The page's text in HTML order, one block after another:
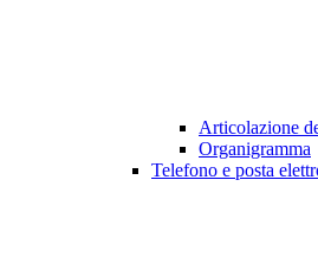
Articolazione
Organigramma
Telefono e posta